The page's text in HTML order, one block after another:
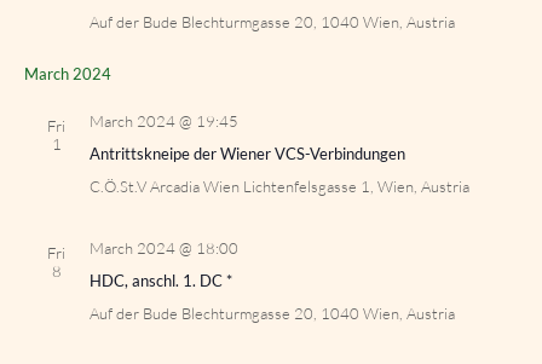
Auf der Bude Blechturmgasse 20, 1040 Wien, Austria
March 2024
Fri
1
March 2024 @ 19:45
Antrittskneipe der Wiener VCS-Verbindungen
C.Ö.St.V Arcadia Wien Lichtenfelsgasse 1, Wien, Austria
Fri
8
March 2024 @ 18:00
HDC, anschl. 1. DC *
Auf der Bude Blechturmgasse 20, 1040 Wien, Austria